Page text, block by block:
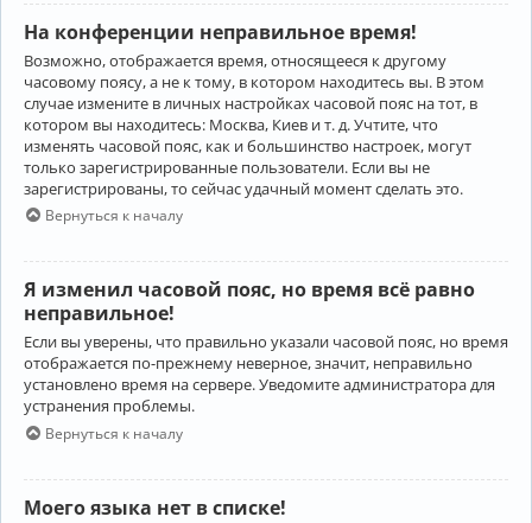
На конференции неправильное время!
Возможно, отображается время, относящееся к другому
часовому поясу, а не к тому, в котором находитесь вы. В этом
случае измените в личных настройках часовой пояс на тот, в
котором вы находитесь: Москва, Киев и т. д. Учтите, что
изменять часовой пояс, как и большинство настроек, могут
только зарегистрированные пользователи. Если вы не
зарегистрированы, то сейчас удачный момент сделать это.
Вернуться к началу
Я изменил часовой пояс, но время всё равно
неправильное!
Если вы уверены, что правильно указали часовой пояс, но время
отображается по-прежнему неверное, значит, неправильно
установлено время на сервере. Уведомите администратора для
устранения проблемы.
Вернуться к началу
Моего языка нет в списке!